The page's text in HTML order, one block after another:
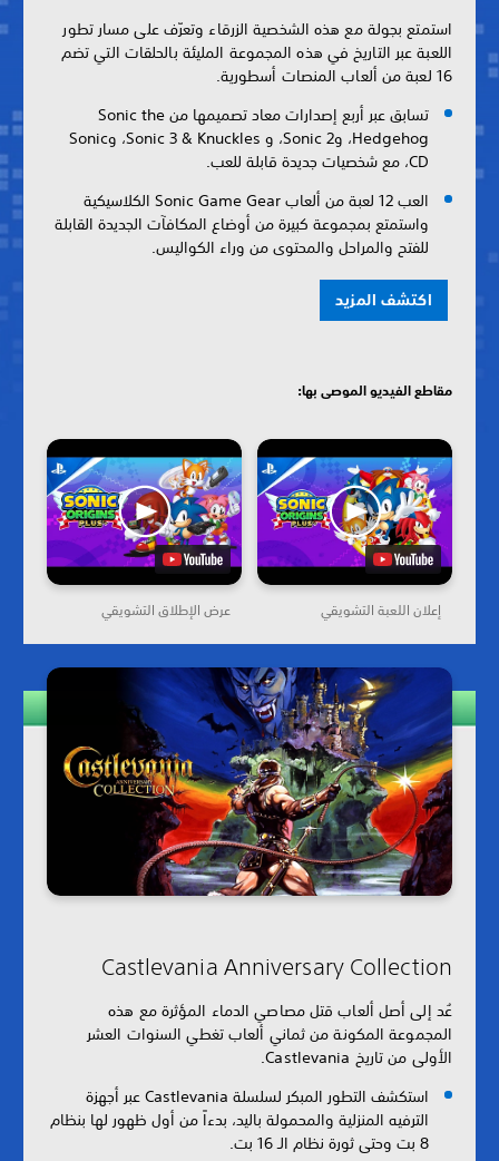
استمتع بجولة مع هذه الشخصية الزرقاء وتعرّف على مسار تطور
اللعبة عبر التاريخ في هذه المجموعة المليئة بالحلقات التي تضم
16 لعبة من ألعاب المنصات أسطورية.
تسابق عبر أربع إصدارات معاد تصميمها من Sonic the
Hedgehog، وSonic 2، و Sonic 3 & Knuckles، وSonic
CD، مع شخصيات جديدة قابلة للعب.
العب 12 لعبة من ألعاب Sonic Game Gear الكلاسيكية
واستمتع بمجموعة كبيرة من أوضاع المكافآت الجديدة القابلة
للفتح والمراحل والمحتوى من وراء الكواليس.
اكتشف المزيد
مقاطع الفيديو الموصى بها:
عرض الإطلاق التشويقي إعلان اللعبة التشويقي
Castlevania Anniversary Collection
عُد إلى أصل ألعاب قتل مصاصي الدماء المؤثرة مع هذه
المجموعة المكونة من ثماني ألعاب تغطي السنوات العشر
الأولى من تاريخ Castlevania.
استكشف التطور المبكر لسلسلة Castlevania عبر أجهزة
الترفيه المنزلية والمحمولة باليد، بدءاً من أول ظهور لها بنظام
8 بت وحتى ثورة نظام الـ 16 بت.